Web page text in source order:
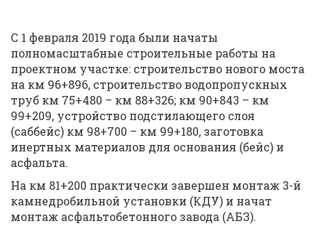
С 1 февраля 2019 года были начаты
полномасштабные строительные работы на
проектном участке: строительство нового моста
на км 96+896, строительство водопропускных
труб км 75+480 – км 88+326; км 90+843 – км
99+209, устройство подстилающего слоя
(саббейс) км 98+700 – км 99+180, заготовка
инертных материалов для основания (бейс) и
асфальта.
На км 81+200 практически завершен монтаж 3-й
камнедробильной установки (КДУ) и начат
монтаж асфальтобетонного завода (АБЗ).